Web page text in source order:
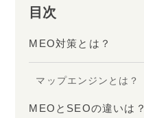
目次
MEO対策とは？
マップエンジンとは？
MEOとSEOの違いは？